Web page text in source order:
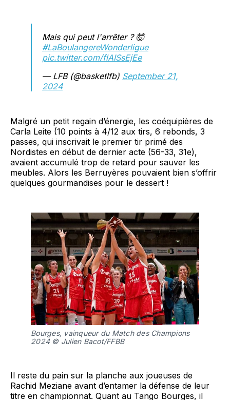
Mais qui peut l'arrêter ? 🤯
#LaBoulangereWonderligue
pic.twitter.com/flAISsEjEe
— LFB (@basketlfb) September 21,
2024
Malgré un petit regain d’énergie, les coéquipières de
Carla Leite (10 points à 4/12 aux tirs, 6 rebonds, 3
passes, qui inscrivait le premier tir primé des
Nordistes en début de dernier acte (56-33, 31e),
avaient accumulé trop de retard pour sauver les
meubles. Alors les Berruyères pouvaient bien s’offrir
quelques gourmandises pour le dessert !
Bourges, vainqueur du Match des Champions
2024 © Julien Bacot/FFBB
Il reste du pain sur la planche aux joueuses de
Rachid Meziane avant d’entamer la défense de leur
titre en championnat. Quant au Tango Bourges, il